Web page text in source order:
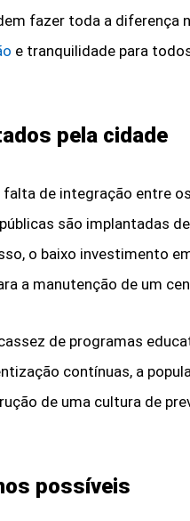
fazer toda a diferença
e tranquilidade para
pela cidade
de integração entre
são implantadas
o baixo investimento
a manutenção de um
de programas
contínuas, a
de uma cultura de
possíveis